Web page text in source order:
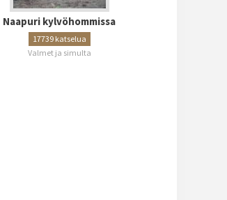
Naapuri kylvöhommissa
17739 katselua
Valmet ja simulta